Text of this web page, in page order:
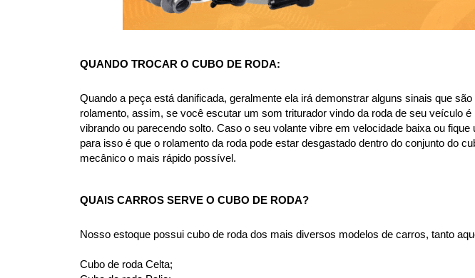
QUANDO TROCAR O CUBO DE RODA:
Quando a peça está danificada, geralmente ela irá demonstrar alguns sinais que
rolamento, assim, se você escutar um som triturador vindo da roda de seu veículo
vibrando ou parecendo solto. Caso o seu volante vibre em velocidade baixa ou
para isso é que o rolamento da roda pode estar desgastado dentro do conjunto do
mecânico o mais rápido possível.
QUAIS CARROS SERVE O CUBO DE RODA?
Nosso estoque possui cubo de roda dos mais diversos modelos de carros, tanto
Cubo de roda Celta;